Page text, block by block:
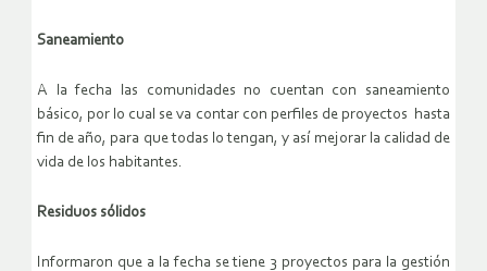
Saneamiento
A la fecha las comunidades no cuentan con saneamiento
básico, por lo cual se va contar con perfiles de proyectos hasta
fin de año, para que todas lo tengan, y así mejorar la calidad de
vida de los habitantes.
Residuos sólidos
Informaron que a la fecha se tiene 3 proyectos para la gestión